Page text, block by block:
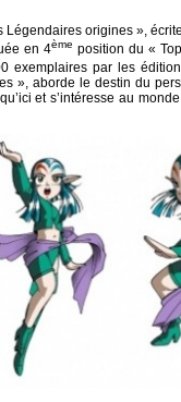
Légendaires origines »,
en 4ème position du «
exemplaires par les
», aborde le destin du
et s’intéresse au